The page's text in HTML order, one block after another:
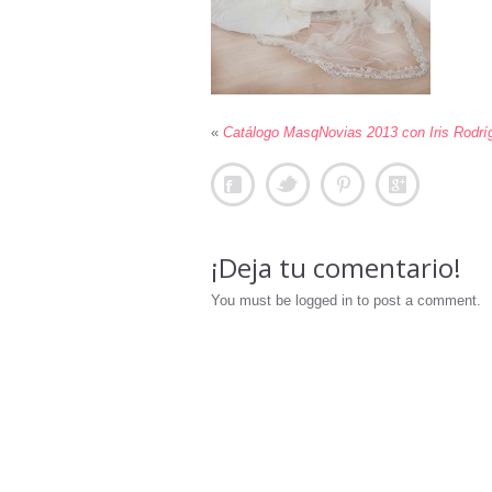
« Catálogo MasqNovias 2013 con Iris
¡Deja tu comentario!
You must be logged in to post a comment.